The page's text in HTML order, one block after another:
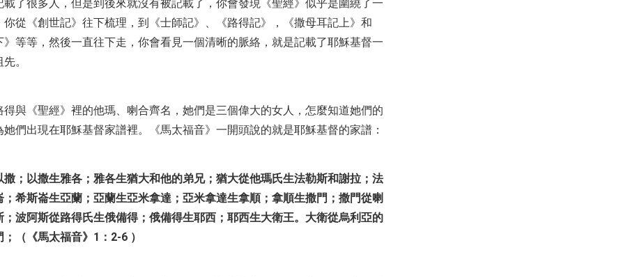
載了很多人，但是到後來就沒有被記載了，你會發現《聖經》似乎是圍繞了一
你從《創世記》往下梳理，到《士師記》、《路得記》，《撒母耳記上》和
》等等，然後一直往下走，你會看見一個清晰的脈絡，就是記載了耶穌基督一
。
得與《聖經》裡的他瑪、喇合齊名，她們是三個偉大的女人，怎麼知道她們的
們出現在耶穌基督家譜裡。《馬太福音》一開頭說的就是耶穌基督的家譜：
撒；以撒生雅各；雅各生猶大和他的弟兄；猶大從他瑪氏生法勒斯和謝拉；法
；希斯崙生亞蘭；亞蘭生亞米拿達；亞米拿達生拿順；拿順生撒門；撒門從喇
；波阿斯從路得氏生俄備得；俄備得生耶西；耶西生大衛王。大衛從烏利亞的
（《馬太福音》1：2-6 ）